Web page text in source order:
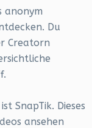
anonym
Du
Creatorn
SnapTik. Dieses
ansehen